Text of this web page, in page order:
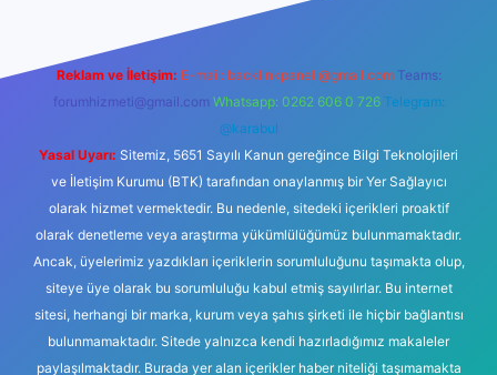
Reklam ve İletişim: E-mail: backlinkpaneli@gmail.com Teams:
forumhizmeti@gmail.com Whatsapp: 0262 606 0 726 Telegram:
@karabul
Yasal Uyarı: Sitemiz, 5651 Sayılı Kanun gereğince Bilgi Teknolojileri
ve İletişim Kurumu (BTK) tarafından onaylanmış bir Yer Sağlayıcı
olarak hizmet vermektedir. Bu nedenle, sitedeki içerikleri proaktif
olarak denetleme veya araştırma yükümlülüğümüz bulunmamaktadır.
Ancak, üyelerimiz yazdıkları içeriklerin sorumluluğunu taşımakta olup,
siteye üye olarak bu sorumluluğu kabul etmiş sayılırlar. Bu internet
sitesi, herhangi bir marka, kurum veya şahıs şirketi ile hiçbir bağlantısı
bulunmamaktadır. Sitede yalnızca kendi hazırladığımız makaleler
paylaşılmaktadır. Burada yer alan içerikler haber niteliği taşımamakta